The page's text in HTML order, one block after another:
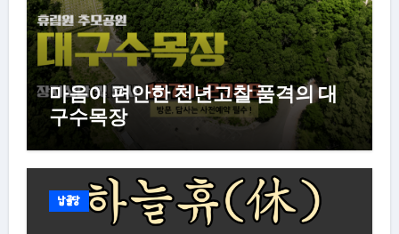
마음이 편안한 천년고찰 품격의 대
구수목장
납골당